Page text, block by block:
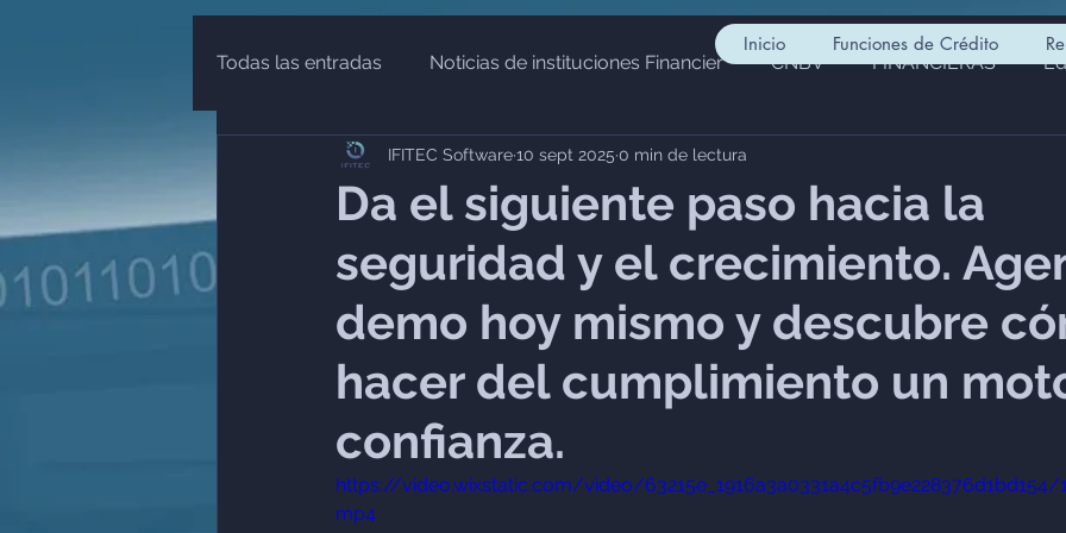
Inicio Funciones de Crédito
Todas las entradas
Noticias de instituciones Financier CNBV FINANCIERAS
Educación Financiera Actividades Vulnerables
UIF SHCP SHCP Infraestructura Financiera Cumplimiento y
Da el siguiente paso hacia la
seguridad y el crecimiento.
demo hoy mismo y descubre
hacer del cumplimiento un
confianza.
IFITEC Software10 sept 2025 0 min de lectura
https://video.wixstatic.com/video/
mp4